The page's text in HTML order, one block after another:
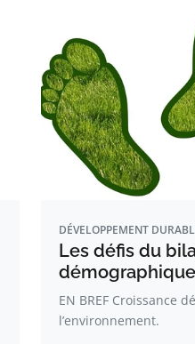
DÉVELOPPEMENT
Les défis du
démographique
EN BREF Croissance
l’environnement.